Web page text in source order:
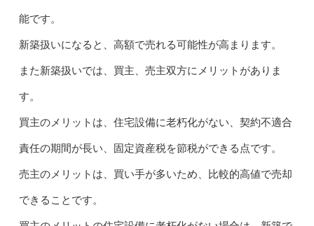
能です。
新築扱いになると、高額で売れる可能性が高まります。
また新築扱いでは、買主、売主双方にメリットがありま
す。
買主のメリットは、住宅設備に老朽化がない、契約不適合
責任の期間が長い、固定資産税を節税ができる点です。
売主のメリットは、買い手が多いため、比較的高値で売却
できることです。